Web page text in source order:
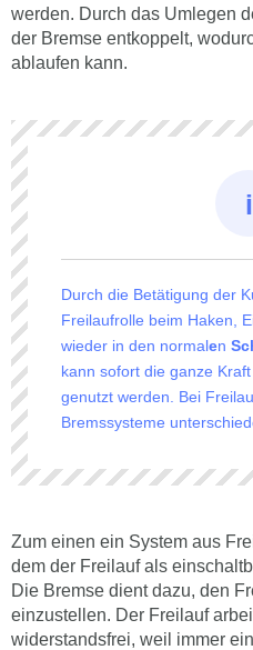
werden. Durch das Umlegen
der Bremse entkoppelt,
ablaufen kann.
Durch die Betätigung der
Freilaufrolle beim Haken,
wieder in den normalen
kann sofort die ganze
genutzt werden. Bei
Bremssysteme
Zum einen ein System aus
dem der Freilauf als
Die Bremse dient dazu, den
einzustellen. Der Freilauf
widerstandsfrei, weil immer